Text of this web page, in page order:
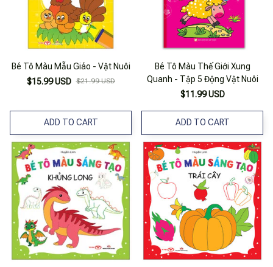
Bé Tô Màu Mẫu Giáo - Vật Nuôi
$15.99 USD $21.99 USD
ADD TO CART
Bé Tô Màu Thế Giới Xung
Quanh - Tập 5 Động Vật Nuôi
$11.99 USD
ADD TO CART